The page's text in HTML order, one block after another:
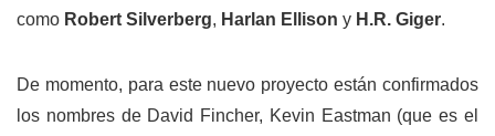
como Robert Silverberg, Harlan Ellison y H.R. Giger.
De momento, para este nuevo proyecto están confirmados
los nombres de David Fincher, Kevin Eastman (que es el